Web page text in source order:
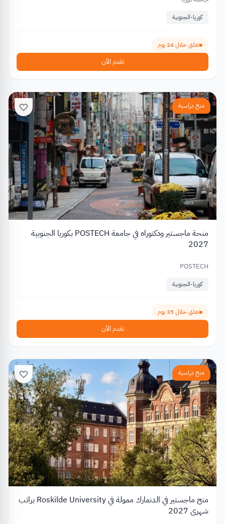
كوريا-الجنوبية
تغلق خلال 24 يوم
تقدم الآن
منح دراسية
منحة ماجستير ودكتوراه في جامعة POSTECH بكوريا الجنوبية
2027
POSTECH
كوريا-الجنوبية
تغلق خلال 35 يوم
تقدم الآن
منح دراسية
منح ماجستير في الدنمارك ممولة في Roskilde University براتب
شهري 2027